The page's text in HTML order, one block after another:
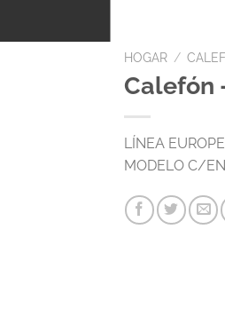
HOGAR /
Calefón
LÍNEA
MODELO C/